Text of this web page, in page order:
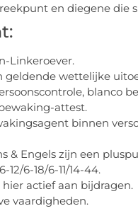
en diegene die
Linkeroever.
geldende wettelijke
blanco
attest.
binnen
& Engels zijn een
6-18/6-11/14-44.
actief aan bijdragen.
vaardigheden.